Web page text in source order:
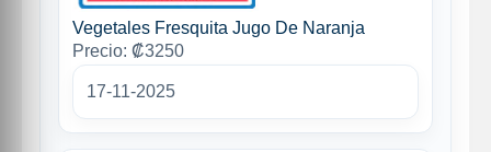
Vegetales Fresquita Jugo De Naranja
Precio: ₡3250
17-11-2025